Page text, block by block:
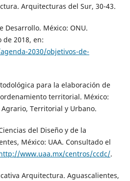
Arquitecturas del Sur, 30-43.
Desarrollo. México: ONU.
2018, en:
2030/objetivos-de-
para la elaboración de
territorial. México:
Territorial y Urbano.
del Diseño y de la
México: UAA. Consultado el
www.uaa.mx/centros/ccdc/.
Arquitectura. Aguascalientes,